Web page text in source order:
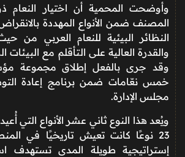
وأوضحت المحمية أن اختيار النعام ذو
المصنف ضمن الأنواع المهددة
النظائر البيئية للنعام العربي من
والقدرة العالية على التأقلم مع البيئات
وقد جرى بالفعل إطلاق مجموعة
خمس نعّامات ضمن برنامج إعادة
مجلس الإدارة.
ويُعد هذا النوع ثاني عشر الأنواع التي
23 نوعًا كانت تعيش تاريخيًا في
إستراتيجية طويلة المدى تستهدف